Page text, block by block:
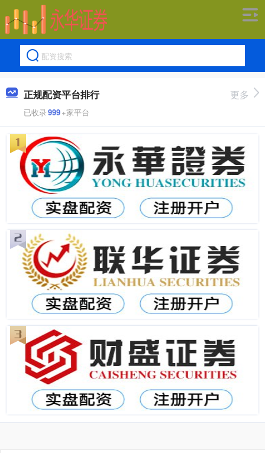
正规配资平台排行
已收录999+家平台
更多